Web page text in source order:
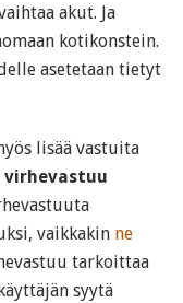
akut. Ja
kotikonstein.
asetetaan tietyt
lisää vastuita
virhevastuu
vaikkakin ne
tarkoittaa
syytä